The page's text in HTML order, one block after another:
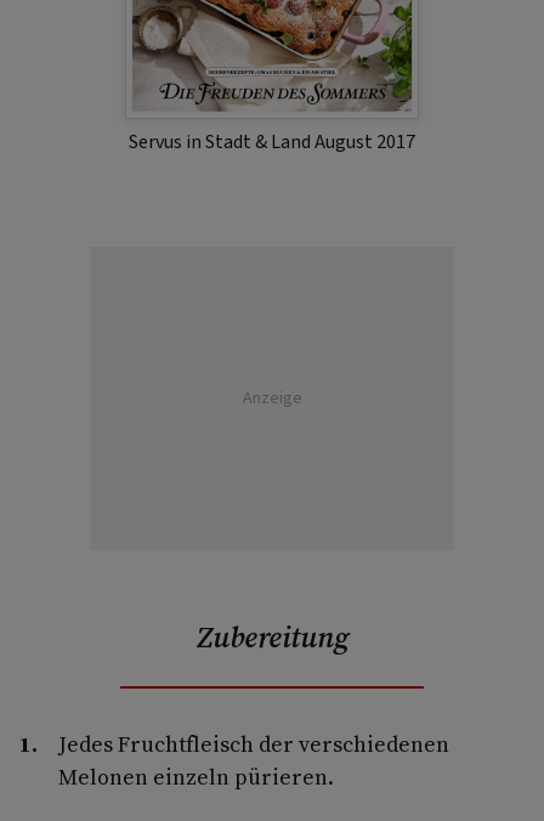
Servus in Stadt & Land August 2017
Anzeige
Zubereitung
Jedes Fruchtfleisch der verschiedenen
Melonen einzeln pürieren.